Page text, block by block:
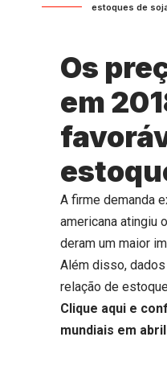
estoques de
Os
em
A firme demanda
americana atingiu
deram um maior
Além disso,
relação de
Clique aqui e
mundiais em